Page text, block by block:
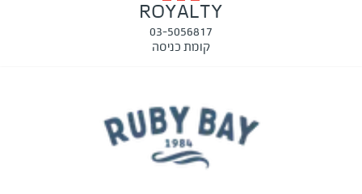
ROYALTY
03-5056817
קומת כניסה